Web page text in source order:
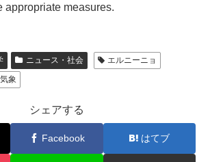
appropriate measures.
ニュース・社会
エルニーニョ
象
シェアする
Facebook はてブ